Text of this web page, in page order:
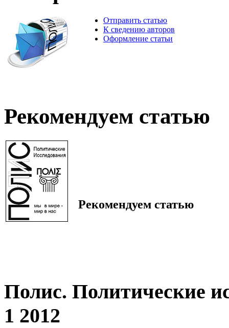
Отправить статью
К сведению авторов
Оформление статьи
Рекомендуем статью
Рекомендуем статью
Полис. Политические
1 2012